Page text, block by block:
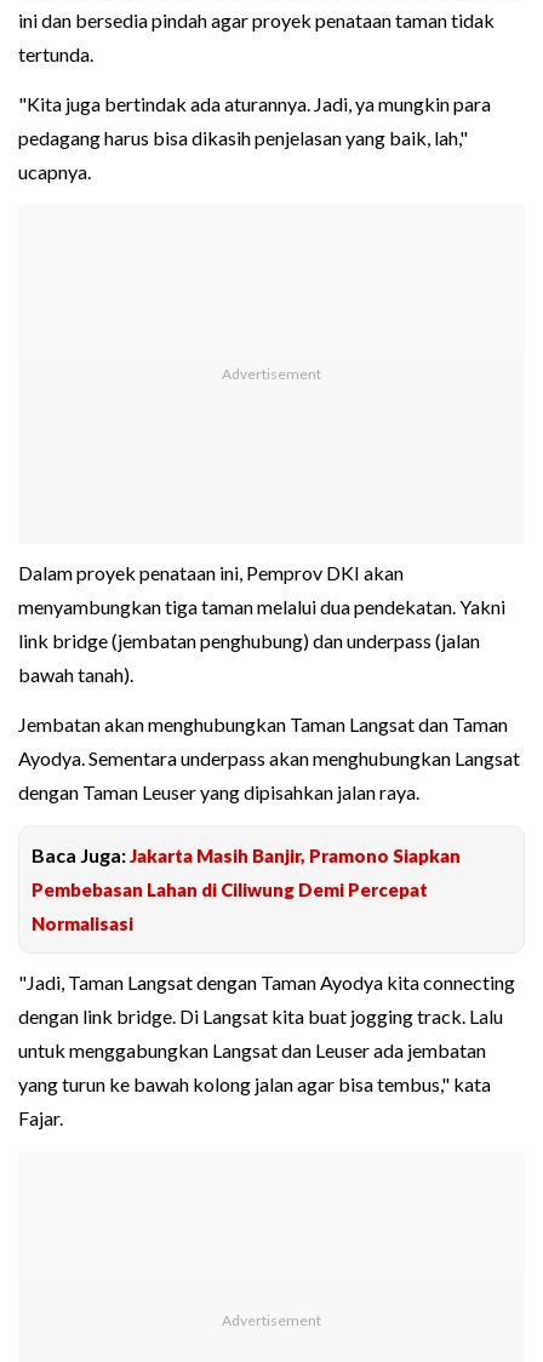
ini dan bersedia pindah agar proyek penataan taman tidak
tertunda.
"Kita juga bertindak ada aturannya. Jadi, ya mungkin para
pedagang harus bisa dikasih penjelasan yang baik, lah,"
ucapnya.
Dalam proyek penataan ini, Pemprov DKI akan
menyambungkan tiga taman melalui dua pendekatan. Yakni
link bridge (jembatan penghubung) dan underpass (jalan
bawah tanah).
Jembatan akan menghubungkan Taman Langsat dan Taman
Ayodya. Sementara underpass akan menghubungkan Langsat
dengan Taman Leuser yang dipisahkan jalan raya.
Baca Juga:Jakarta Masih Banjir, Pramono Siapkan
Pembebasan Lahan di Ciliwung Demi Percepat
Normalisasi
"Jadi, Taman Langsat dengan Taman Ayodya kita connecting
dengan link bridge. Di Langsat kita buat jogging track. Lalu
untuk menggabungkan Langsat dan Leuser ada jembatan
yang turun ke bawah kolong jalan agar bisa tembus," kata
Fajar.